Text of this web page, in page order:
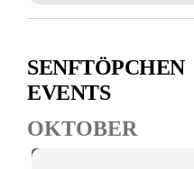
SENFTÖPCHEN
EVENTS
OKTOBER